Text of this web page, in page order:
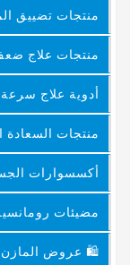
منتجات تضييق
منتجات علاج
أدوية علاج
منتجات السعادة
أكسسوارات
مضيئات
🛍 عروض